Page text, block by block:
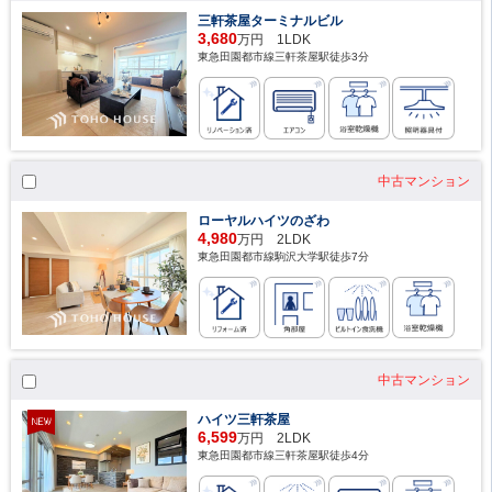
三軒茶屋ターミナルビル
3,680万円 1LDK
東急田園都市線三軒茶屋駅徒歩3分
中古マンション
ローヤルハイツのざわ
4,980万円 2LDK
東急田園都市線駒沢大学駅徒歩7分
中古マンション
ハイツ三軒茶屋
6,599万円 2LDK
東急田園都市線三軒茶屋駅徒歩4分